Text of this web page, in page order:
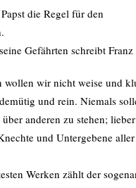
die Regel für den
Gefährten schreibt
wollen wir nicht weise und
und rein. Niemals
anderen zu stehen;
und Untergebene
Werken zählt der